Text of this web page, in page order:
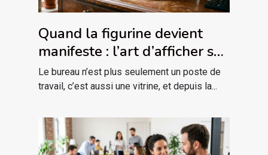
Quand la figurine devient
manifeste : l’art d’afficher sa
passion sur son bureau
Le bureau n’est plus seulement un poste de
travail, c’est aussi une vitrine, et depuis la...